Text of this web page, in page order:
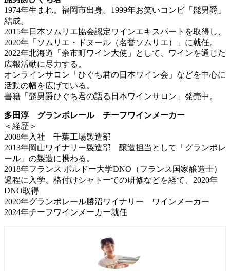
1974年生まれ。福岡市出身。1999年お笑いコンビ「髭男爵」
結成。
2015年日本ソムリエ協会認定ワインエキスパートを取得し、
2020年「ソムリエ・ドヌール（名誉ソムリエ）」に就任。
2022年北海道「余市町ワイン大使」として、ワインを通じた
広報活動に尽力する。
オンラインサロン「ひぐち君の日本ワイン会」などを中心に
活動の幅を広げている。
書籍「髭男爵ひぐち君の語る日本ワインサロン」発売中。
多田淳 グランポレール チーフワインメーカー
＜経歴＞
2008年入社 千葉工場製造部
2013年岡山ワイナリー製造部 醸造担当として「グランポレ
ール」の製造に携わる。
2018年フランス ボルドー大学DNO（フランス国家醸造士）
過程に入学、格付けシャトーでの研修などを経て、2020年
DNO取得
2020年グランポレール勝沼ワイナリー ワインメーカー
2024年チーフワインメーカー就任